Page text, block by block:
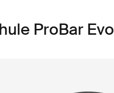
ProBar Evo